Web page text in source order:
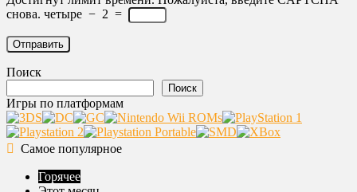
снова. четыре − 2 =
Поиск
Поиск
Игры по платформам
Самое популярное
Горячее